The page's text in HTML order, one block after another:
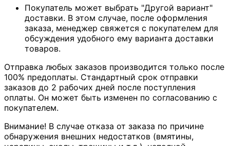
Покупатель может выбрать "Другой вариант"
доставки. В этом случае, после оформления
заказа, менеджер свяжется с покупателем для
обсуждения удобного ему варианта доставки
товаров.
Отправка любых заказов производится только после
100% предоплаты. Стандартный срок отправки
заказов до 2 рабочих дней после поступления
оплаты. Он может быть изменен по согласованию с
покупателем.
Внимание! В случае отказа от заказа по причине
обнаружения внешних недостатков (вмятины,